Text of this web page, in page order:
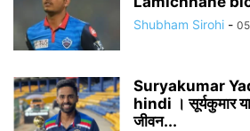
Shubham Sirohi -
Suryakumar
hindi । सूर्यकुमार
जीवन...